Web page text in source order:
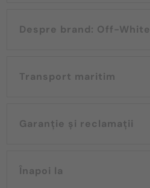
Despre brand: Off-White
Transport maritim
Garanție și reclamații
Înapoi la